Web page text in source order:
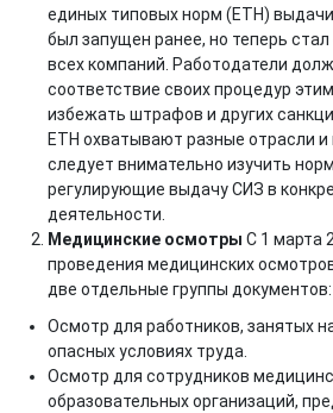
единых типовых норм (ЕТН)
был запущен ранее, но теперь
всех компаний. Работодатели
соответствие своих процедур
избежать штрафов и других
ЕТН охватывают разные отрасли
следует внимательно изучить
регулирующие выдачу СИЗ в
деятельности.
Медицинские осмотры С 1 марта
проведения медицинских
две отдельные группы документов:
Осмотр для работников, занятых
опасных условиях труда.
Осмотр для сотрудников
образовательных организаций,